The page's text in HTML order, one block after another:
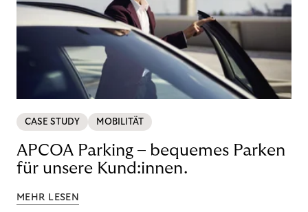
CASE STUDY MOBILITÄT
APCOA Parking – bequemes Parken
für unsere Kund:innen.
MEHR LESEN